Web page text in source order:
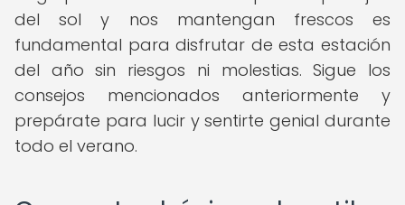
del sol y nos mantengan frescos es
fundamental para disfrutar de esta estación
del año sin riesgos ni molestias. Sigue los
consejos mencionados anteriormente y
prepárate para lucir y sentirte genial durante
todo el verano.